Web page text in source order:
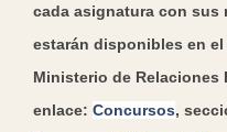
cada asignatura con
estarán disponibles en
Ministerio de Relaciones
enlace: Concursos,